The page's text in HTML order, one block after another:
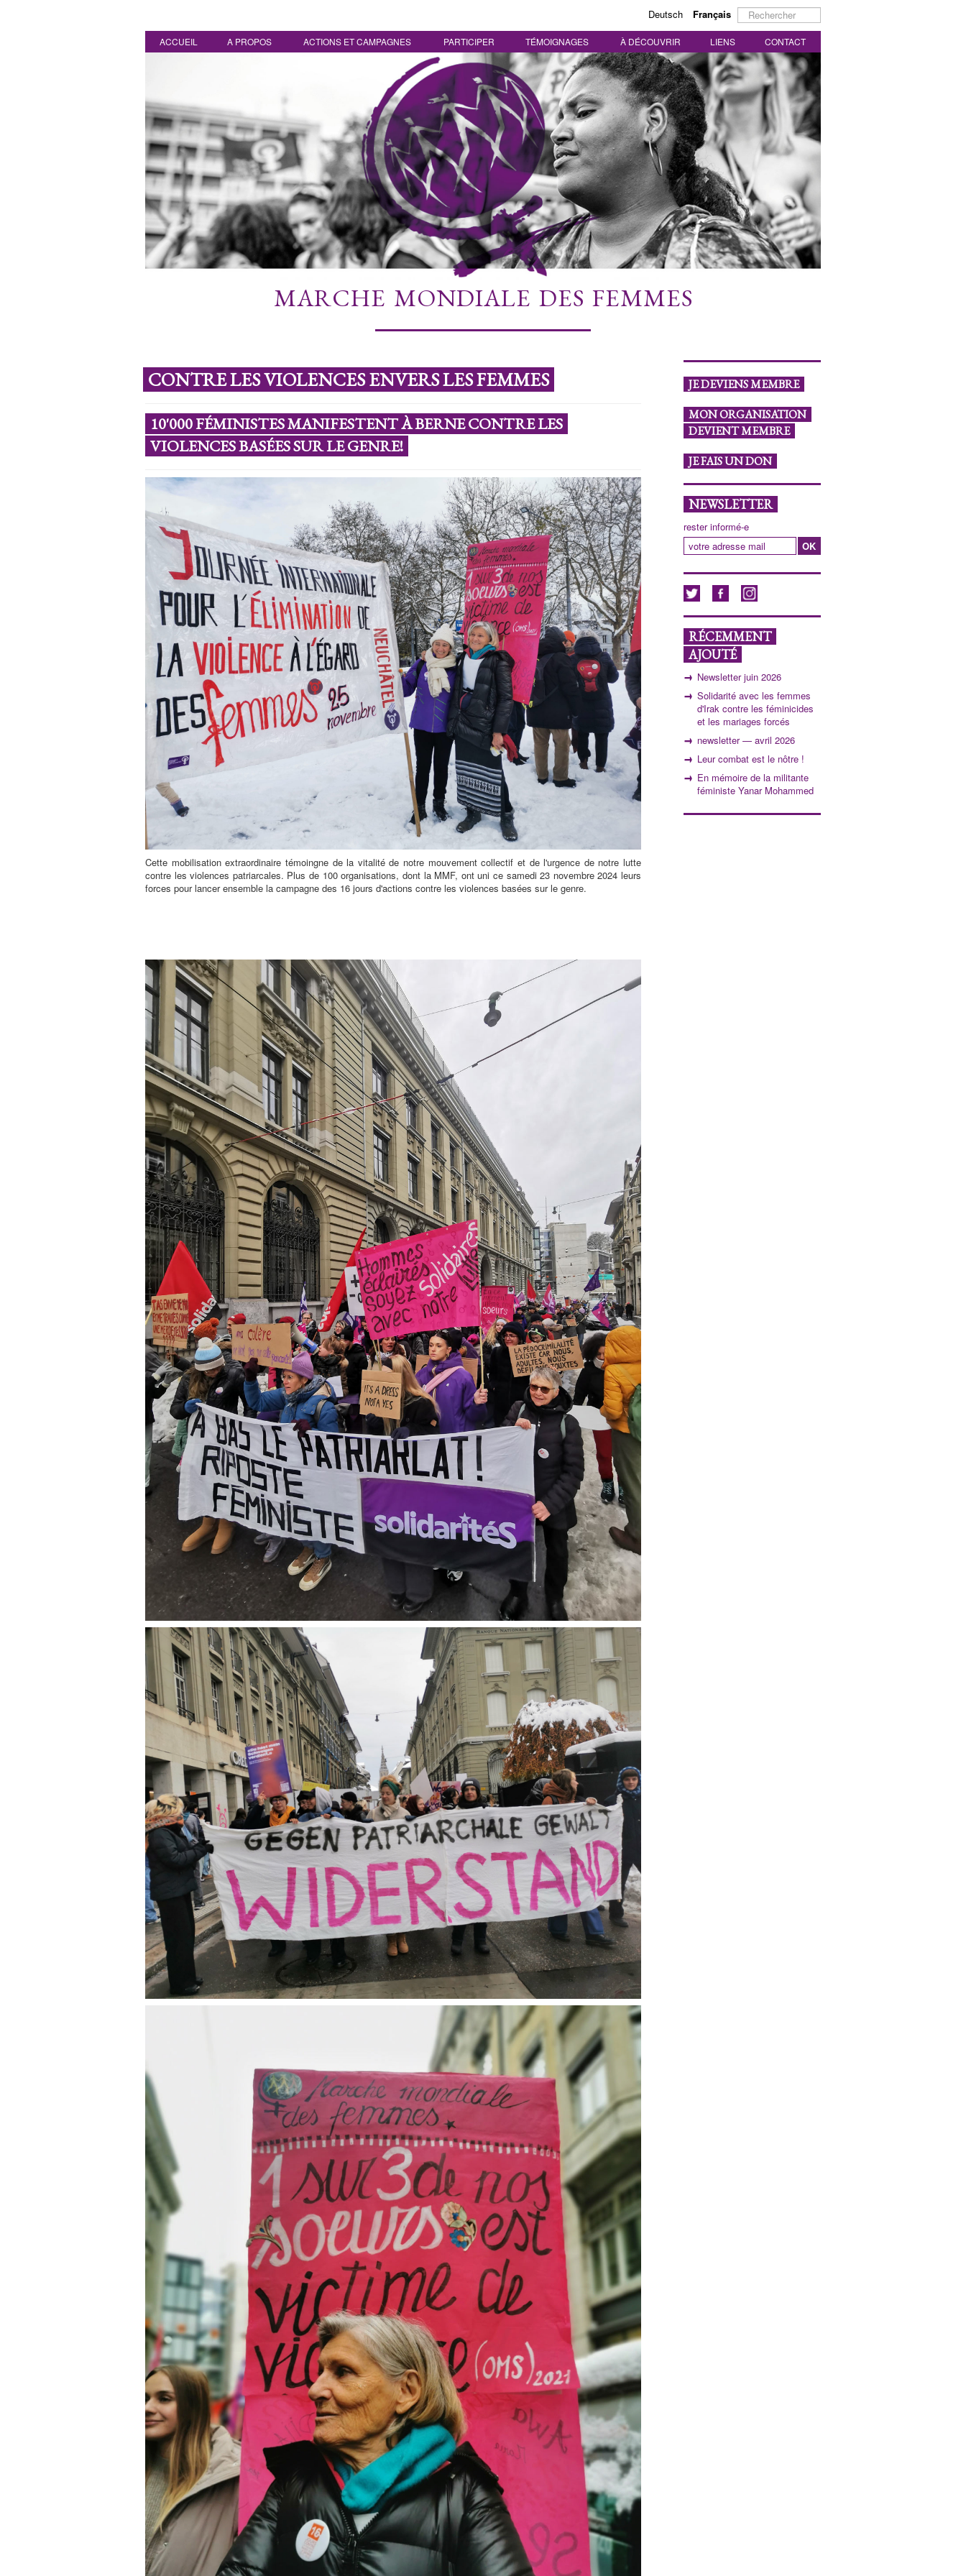
Deutsch Français Rechercher
ACCUEIL A PROPOS ACTIONS ET CAMPAGNES PARTICIPER TÉMOIGNAGES À DÉCOUVRIR LIENS CONTACT
MARCHE MONDIALE DES FEMMES
CONTRE LES VIOLENCES ENVERS LES FEMMES
10'000 FÉMINISTES MANIFESTENT À BERNE CONTRE LES
VIOLENCES BASÉES SUR LE GENRE!
Cette mobilisation extraordinaire témoingne de la vitalité de notre mouvement collectif et de l'urgence de notre lutte
contre les violences patriarcales. Plus de 100 organisations, dont la MMF, ont uni ce samedi 23 novembre 2024 leurs
forces pour lancer ensemble la campagne des 16 jours d'actions contre les violences basées sur le genre.
JE DEVIENS MEMBRE
MON ORGANISATION
DEVIENT MEMBRE
JE FAIS UN DON
NEWSLETTER
rester informé-e
RÉCEMMENT
AJOUTÉ
Newsletter juin 2026
Solidarité avec les femmes
d'Irak contre les féminicides
et les mariages forcés
newsletter — avril 2026
Leur combat est le nôtre !
En mémoire de la militante
féministe Yanar Mohammed